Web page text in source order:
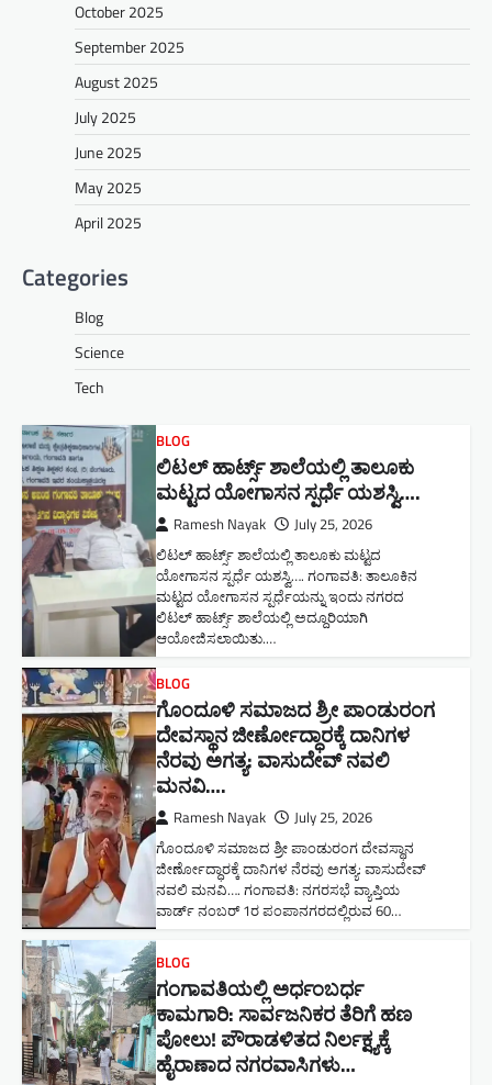
October 2025
September 2025
August 2025
July 2025
June 2025
May 2025
April 2025
Categories
Blog
Science
Tech
BLOG
ಲಿಟಲ್ ಹಾರ್ಟ್ಸ್ ಶಾಲೆಯಲ್ಲಿ ತಾಲೂಕು
ಮಟ್ಟದ ಯೋಗಾಸನ ಸ್ಪರ್ಧೆ ಯಶಸ್ವಿ….
Ramesh Nayak July 25, 2026
ಲಿಟಲ್ ಹಾರ್ಟ್ಸ್ ಶಾಲೆಯಲ್ಲಿ ತಾಲೂಕು ಮಟ್ಟದ
ಯೋಗಾಸನ ಸ್ಪರ್ಧೆ ಯಶಸ್ವಿ…. ಗಂಗಾವತಿ: ತಾಲೂಕಿನ
ಮಟ್ಟದ ಯೋಗಾಸನ ಸ್ಪರ್ಧೆಯನ್ನು ಇಂದು ನಗರದ
ಲಿಟಲ್ ಹಾರ್ಟ್ಸ್ ಶಾಲೆಯಲ್ಲಿ ಅದ್ದೂರಿಯಾಗಿ
ಆಯೋಜಿಸಲಾಯಿತು.…
BLOG
ಗೊಂದೂಳಿ ಸಮಾಜದ ಶ್ರೀ ಪಾಂಡುರಂಗ
ದೇವಸ್ಥಾನ ಜೀರ್ಣೋದ್ಧಾರಕ್ಕೆ ದಾನಿಗಳ
ನೆರವು ಅಗತ್ಯ: ವಾಸುದೇವ್ ನವಲಿ
ಮನವಿ​….
Ramesh Nayak July 25, 2026
ಗೊಂದೂಳಿ ಸಮಾಜದ ಶ್ರೀ ಪಾಂಡುರಂಗ ದೇವಸ್ಥಾನ
ಜೀರ್ಣೋದ್ಧಾರಕ್ಕೆ ದಾನಿಗಳ ನೆರವು ಅಗತ್ಯ: ವಾಸುದೇವ್
ನವಲಿ ಮನವಿ​…. ಗಂಗಾವತಿ: ​ನಗರಸಭೆ ವ್ಯಾಪ್ತಿಯ
ವಾರ್ಡ್ ನಂಬರ್ 1ರ ಪಂಪಾನಗರದಲ್ಲಿರುವ 60…
BLOG
ಗಂಗಾವತಿಯಲ್ಲಿ ಅರ್ಧಂಬರ್ಧ
ಕಾಮಗಾರಿ: ಸಾರ್ವಜನಿಕರ ತೆರಿಗೆ ಹಣ
ಪೋಲು! ಪೌರಾಡಳಿತದ ನಿರ್ಲಕ್ಷ್ಯಕ್ಕೆ
ಹೈರಾಣಾದ ನಗರವಾಸಿಗಳು​…